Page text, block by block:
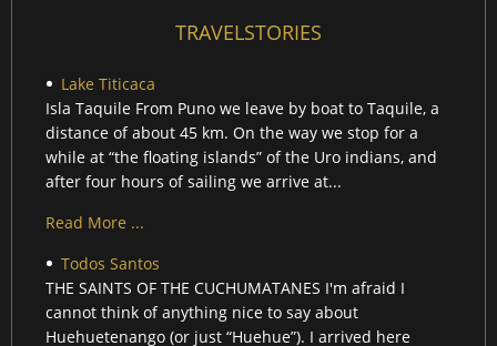
TRAVELSTORIES
Lake Titicaca
Isla Taquile From Puno we leave by boat to Taquile, a
distance of about 45 km. On the way we stop for a
while at “the floating islands” of the Uro indians, and
after four hours of sailing we arrive at...
Read More ...
Todos Santos
THE SAINTS OF THE CUCHUMATANES I'm afraid I
cannot think of anything nice to say about
Huehuetenango (or just “Huehue”). I arrived here